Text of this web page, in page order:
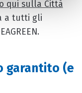
qui sulla Città
a tutti gli
garantito (e